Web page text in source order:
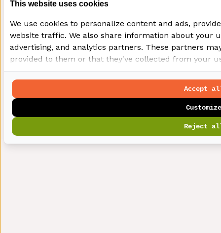
This website uses cookies
We use cookies to personalize content and ads,
website traffic. We also share information about your
advertising, and analytics partners. These partners
provided to them or that they've collected from your
Reject
Customize
Accept